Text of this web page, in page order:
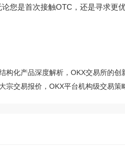
论您是首次接触OTC，还是寻求更
构化产品深度解析，OKX交易所的创
宗交易报价，OKX平台机构级交易策